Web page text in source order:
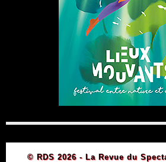
© RDS 2026 - La Revue du